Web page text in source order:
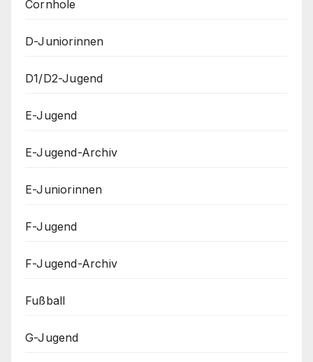
Cornhole
D-Juniorinnen
D1/D2-Jugend
E-Jugend
E-Jugend-Archiv
E-Juniorinnen
F-Jugend
F-Jugend-Archiv
Fußball
G-Jugend